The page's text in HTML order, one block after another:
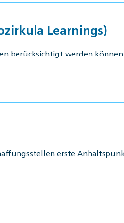
Learnings)
berücksichtigt werden können.
erste